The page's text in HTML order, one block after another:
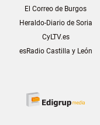
El Correo de Burgos
Heraldo-Diario de Soria
CyLTV.es
esRadio Castilla y León